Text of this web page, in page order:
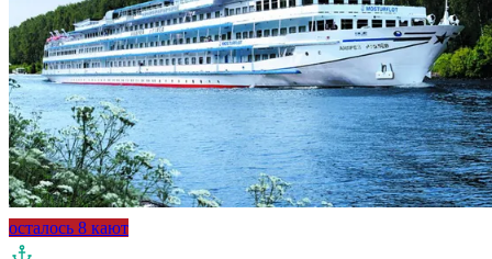
осталось 8 кают